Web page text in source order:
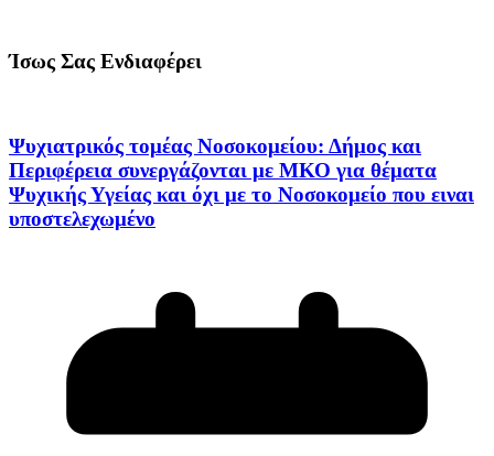
Ίσως Σας Ενδιαφέρει
Ψυχιατρικός τομέας Νοσοκομείου: Δήμος και
Περιφέρεια συνεργάζονται με ΜΚΟ για θέματα
Ψυχικής Υγείας και όχι με το Νοσοκομείο που ειναι
υποστελεχωμένο